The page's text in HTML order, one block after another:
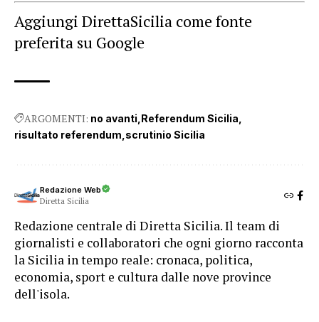
Aggiungi DirettaSicilia come fonte
preferita su Google
ARGOMENTI: no avanti Referendum Sicilia
risultato referendum scrutinio Sicilia
Redazione Web
Diretta Sicilia
Redazione centrale di Diretta Sicilia. Il team di
giornalisti e collaboratori che ogni giorno racconta
la Sicilia in tempo reale: cronaca, politica,
economia, sport e cultura dalle nove province
dell'isola.